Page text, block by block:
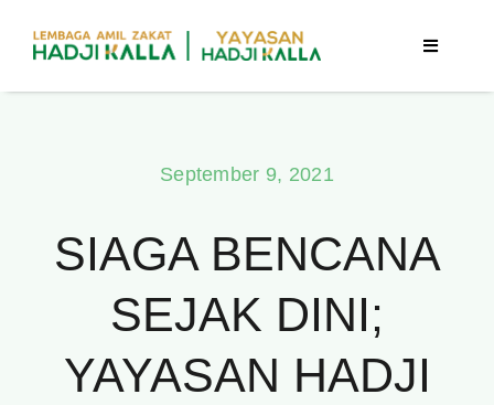
content
Toggle
Program
September 9, 2021
SIAGA BENCANA
SEJAK DINI;
YAYASAN HADJI